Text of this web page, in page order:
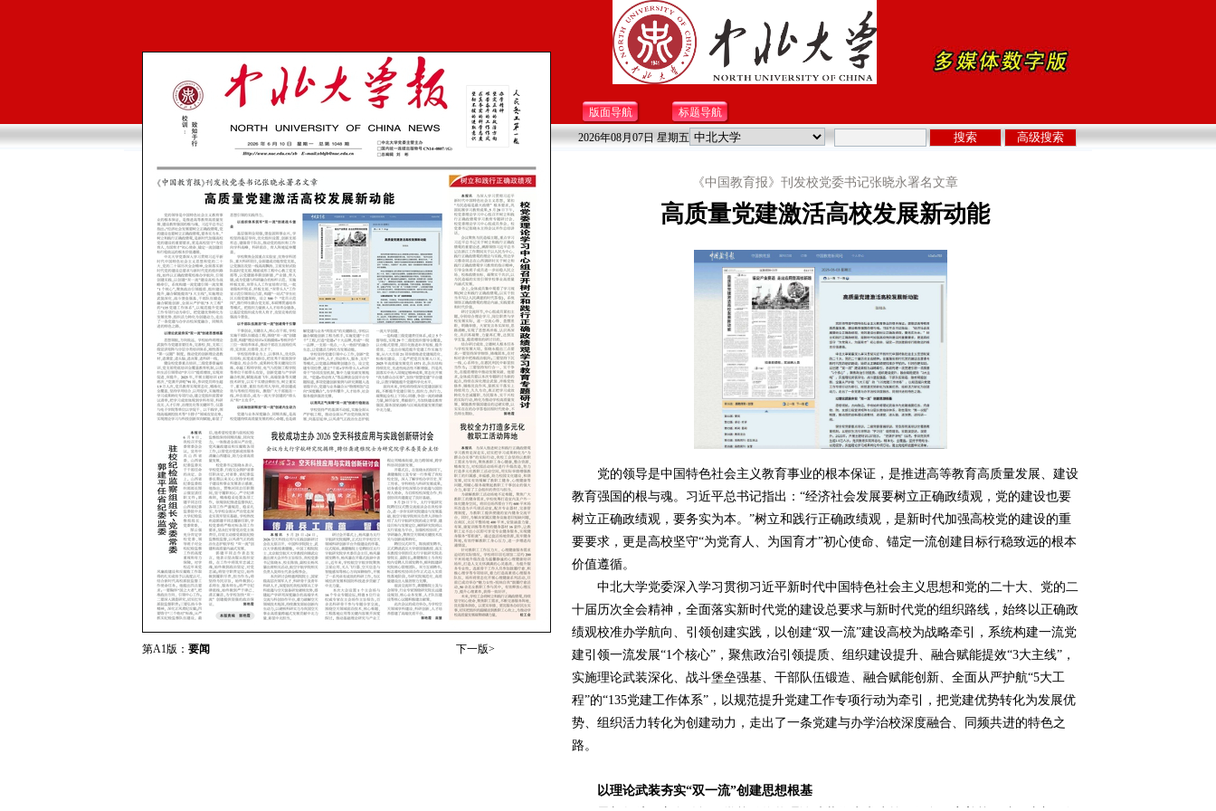
版面导航
标题导航
2026年08月07日 星期五
第A1版： 要闻 下一版>
《中国教育报》刊发校党委书记张晓永署名文章
高质量党建激活高校发展新动能
党的领导是中国特色社会主义教育事业的根本保证，是推进高等教育高质量发展、建设
教育强国的根与魂。习近平总书记指出：“经济社会发展要树立正确政绩观，党的建设也要
树立正确政绩观，要务实为本。”树立和践行正确政绩观，是新时代加强高校党的建设的重
要要求，更是高校坚守“为党育人、为国育才”初心使命、锚定一流创建目标行稳致远的根本
价值遵循。
中北大学党委深入学习贯彻习近平新时代中国特色社会主义思想和党的二十大、党的二
十届历次全会精神，全面落实新时代党的建设总要求与新时代党的组织路线，始终以正确政
绩观校准办学航向、引领创建实践，以创建“双一流”建设高校为战略牵引，系统构建一流党
建引领一流发展“1个核心”，聚焦政治引领提质、组织建设提升、融合赋能提效“3大主线”，
实施理论武装深化、战斗堡垒强基、干部队伍锻造、融合赋能创新、全面从严护航“5大工
程”的“135党建工作体系”，以规范提升党建工作专项行动为牵引，把党建优势转化为发展优
势、组织活力转化为创建动力，走出了一条党建与办学治校深度融合、同频共进的特色之
路。
以理论武装夯实“双一流”创建思想根基